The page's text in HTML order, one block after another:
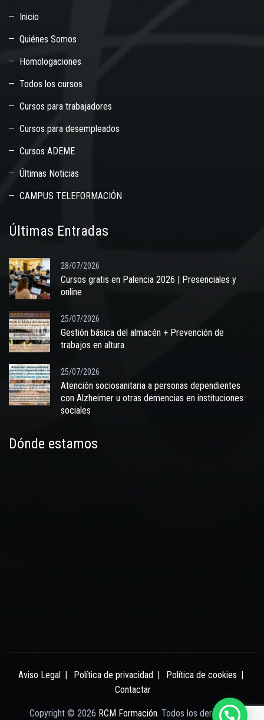
Inicio
Quiénes Somos
Homologaciones
Todos los cursos
Cursos para trabajadores
Cursos para desempleados
Cursos ADEME
Últimas Noticias
CAMPUS TELEFORMACIÓN
Últimas Entradas
28/07/2026
Cursos gratis en Palencia 2026 | Presenciales y
online
25/07/2026
Gestión básica del almacén + Prevención de
trabajos en altura
25/07/2026
Atención sociosanitaria a personas dependientes
con Alzheimer u otras demencias en instituciones
sociales
Dónde estamos
Aviso Legal Política de privacidad
Política de cookies
Contactar
Copyright © 2026 RCM Formación. Todos los derechos